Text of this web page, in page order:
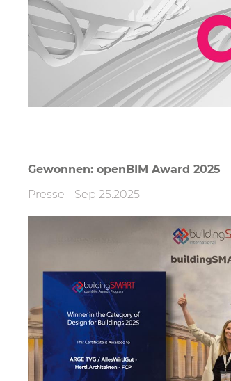
Gewonnen: openBIM Award 2025
Presse - Sep 25.2025